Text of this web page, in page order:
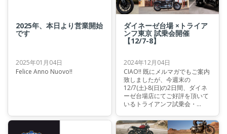
2025年、本日より営業開始
です
2025年01月04日
Felice Anno Nuovo!!
ダイネーゼ台場 ×トライア
ンフ東京 試乗会開催
【12/7-8】
2024年12月04日
CIAO!! 既にメルマガでもご案内
致しましたが、今週末の
12/7(土)-8(日)の2日間、ダイネ
ーゼ台場店にてご好評を頂いて
いるトライアンフ試乗会・